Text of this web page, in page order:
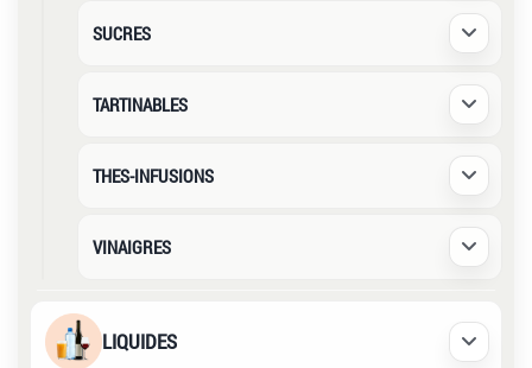
SUCRES Déplier
TARTINABLES Déplier
THES-INFUSIONS Déplier
VINAIGRES Déplier
LIQUIDES Déplier